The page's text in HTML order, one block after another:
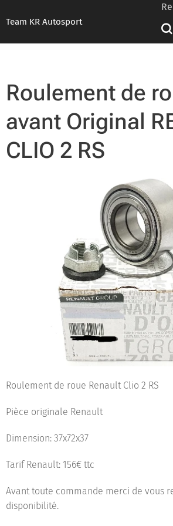
Team KR Autosport
Roulement de
avant Original
CLIO 2 RS
Roulement de roue Renault Clio 2 RS
Pièce originale Renault
Dimension: 37x72x37
Tarif Renault: 156€ ttc
Avant toute commande merci de vous
disponibilité.